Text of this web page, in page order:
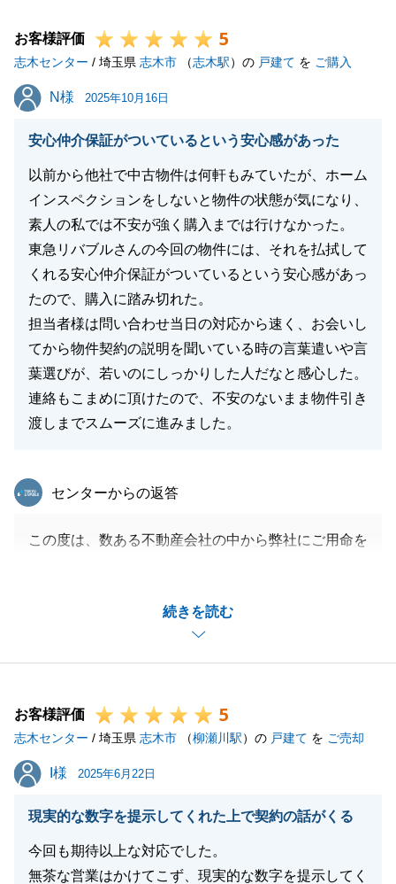
いつでもお気軽にご相談ください。
今後とも、何卒よろしくお願いいたします。
閉じる
お客様評価 5
志木センター / 埼玉県 志木市 （志木駅）の 戸建て を ご購入
N様
N様 2025年10月16日
安心仲介保証がついているという安心感があった
以前から他社で中古物件は何軒もみていたが、ホーム
インスペクションをしないと物件の状態が気になり、
素人の私では不安が強く購入までは行けなかった。
東急リバブルさんの今回の物件には、それを払拭して
くれる安心仲介保証がついているという安心感があっ
たので、購入に踏み切れた。
担当者様は問い合わせ当日の対応から速く、お会いし
てから物件契約の説明を聞いている時の言葉遣いや言
葉選びが、若いのにしっかりした人だなと感心した。
連絡もこまめに頂けたので、不安のないまま物件引き
渡しまでスムーズに進みました。
続きを読む
東急リバブル
センターからの返答
この度は、数ある不動産会社の中から弊社にご用命を
１級建築士もしくは２級建築士の方が調査をする当社
のあんしん仲介保証がN様の購入に踏み切るきっかけ
今後も不動産についてお困りのことがございました、
N様のお力になれるよう、誠心誠意努めさせていただ
きますので、是非東急リバブルまでお声がけ下さい。
この度は本当にありがとうございました。
閉じる
お客様評価 5
志木センター / 埼玉県 志木市 （柳瀬川駅）の 戸建て を ご売却
I様
I様 2025年6月22日
現実的な数字を提示してくれた上で契約の話がくる
今回も期待以上な対応でした。
無茶な営業はかけてこず、現実的な数字を提示してく